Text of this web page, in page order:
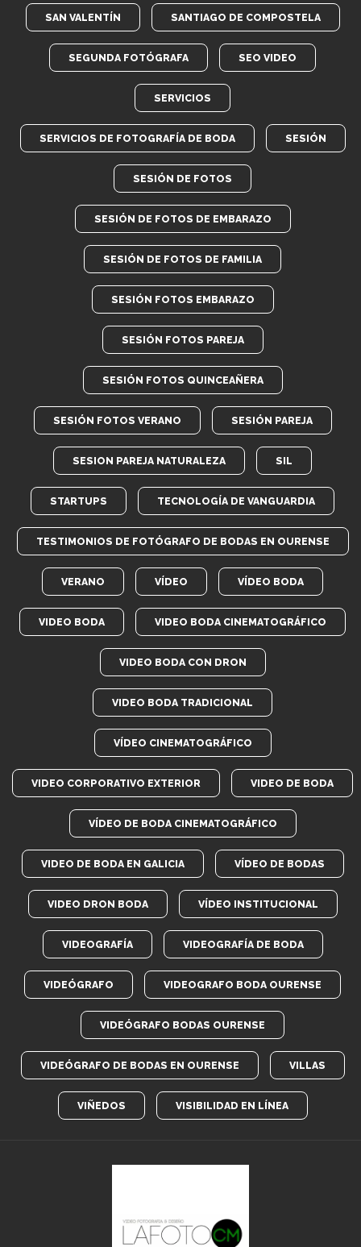
SAN VALENTÍN SANTIAGO DE COMPOSTELA
SEGUNDA FOTÓGRAFA SEO VIDEO
SERVICIOS
SERVICIOS DE FOTOGRAFÍA DE BODA SESIÓN
SESIÓN DE FOTOS
SESIÓN DE FOTOS DE EMBARAZO
SESIÓN DE FOTOS DE FAMILIA
SESIÓN FOTOS EMBARAZO
SESIÓN FOTOS PAREJA
SESIÓN FOTOS QUINCEAÑERA
SESIÓN FOTOS VERANO SESIÓN PAREJA
SESION PAREJA NATURALEZA SIL
STARTUPS TECNOLOGÍA DE VANGUARDIA
TESTIMONIOS DE FOTÓGRAFO DE BODAS EN OURENSE
VERANO VÍDEO VÍDEO BODA
VIDEO BODA VIDEO BODA CINEMATOGRÁFICO
VIDEO BODA CON DRON
VIDEO BODA TRADICIONAL
VÍDEO CINEMATOGRÁFICO
VIDEO CORPORATIVO EXTERIOR VIDEO DE BODA
VÍDEO DE BODA CINEMATOGRÁFICO
VIDEO DE BODA EN GALICIA VÍDEO DE BODAS
VIDEO DRON BODA VÍDEO INSTITUCIONAL
VIDEOGRAFÍA VIDEOGRAFÍA DE BODA
VIDEÓGRAFO VIDEOGRAFO BODA OURENSE
VIDEÓGRAFO BODAS OURENSE
VIDEÓGRAFO DE BODAS EN OURENSE VILLAS
VIÑEDOS VISIBILIDAD EN LÍNEA